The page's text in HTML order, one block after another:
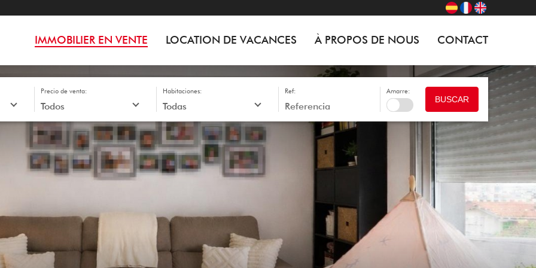
IMMOBILIER EN VENTE LOCATION DE VACANCES À PROPOS DE NOUS CONTACT
Precio de venta: Habitaciones: Ref: Amarre:
BUSCAR